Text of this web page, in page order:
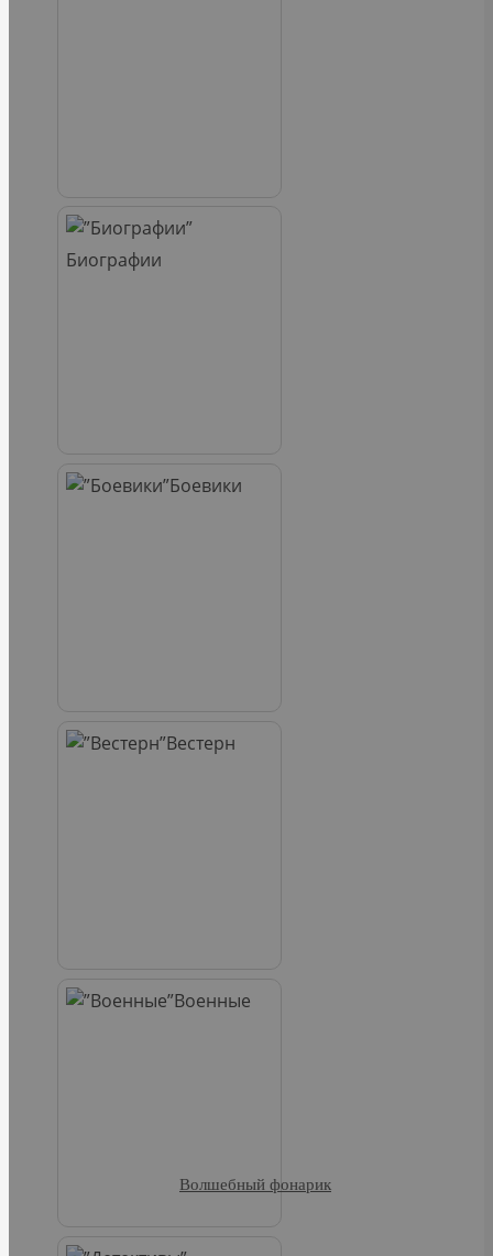
Биографии
Боевики
Вестерн
Военные
Волшебный фонарик